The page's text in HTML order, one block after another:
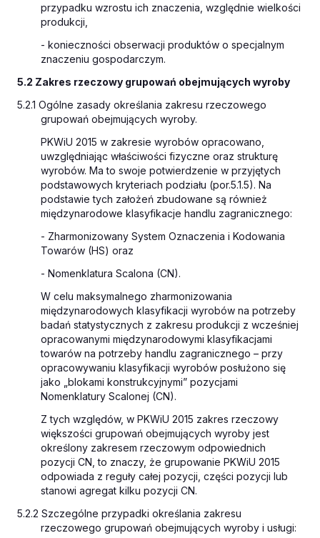
przypadku wzrostu ich znaczenia, względnie wielkości
produkcji,
- konieczności obserwacji produktów o specjalnym
znaczeniu gospodarczym.
5.2 Zakres rzeczowy grupowań obejmujących wyroby
5.2.1 Ogólne zasady określania zakresu rzeczowego
grupowań obejmujących wyroby.
PKWiU 2015 w zakresie wyrobów opracowano,
uwzględniając właściwości fizyczne oraz strukturę
wyrobów. Ma to swoje potwierdzenie w przyjętych
podstawowych kryteriach podziału (por.5.1.5). Na
podstawie tych założeń zbudowane są również
międzynarodowe klasyfikacje handlu zagranicznego:
- Zharmonizowany System Oznaczenia i Kodowania
Towarów (HS) oraz
- Nomenklatura Scalona (CN).
W celu maksymalnego zharmonizowania
międzynarodowych klasyfikacji wyrobów na potrzeby
badań statystycznych z zakresu produkcji z wcześniej
opracowanymi międzynarodowymi klasyfikacjami
towarów na potrzeby handlu zagranicznego – przy
opracowywaniu klasyfikacji wyrobów posłużono się
jako „blokami konstrukcyjnymi” pozycjami
Nomenklatury Scalonej (CN).
Z tych względów, w PKWiU 2015 zakres rzeczowy
większości grupowań obejmujących wyroby jest
określony zakresem rzeczowym odpowiednich
pozycji CN, to znaczy, że grupowanie PKWiU 2015
odpowiada z reguły całej pozycji, części pozycji lub
stanowi agregat kilku pozycji CN.
5.2.2 Szczególne przypadki określania zakresu
rzeczowego grupowań obejmujących wyroby i usługi: